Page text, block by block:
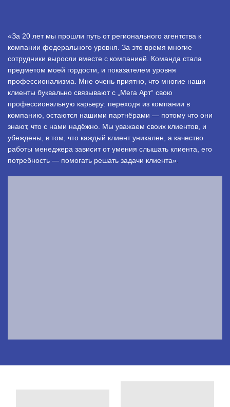
«За 20 лет мы прошли путь от регионального агентства к
компании федерального уровня. За это время многие
сотрудники выросли вместе с компанией. Команда стала
предметом моей гордости, и показателем уровня
профессионализма. Мне очень приятно, что многие наши
клиенты буквально связывают с „Мега Арт“ свою
профессиональную карьеру: переходя из компании в
компанию, остаются нашими партнёрами — потому что они
знают, что с нами надёжно. Мы уважаем своих клиентов, и
убеждены, в том, что каждый клиент уникален, а качество
работы менеджера зависит от умения слышать клиента, его
потребность — помогать решать задачи клиента»